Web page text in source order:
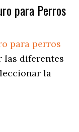
para Perros
para perros
las diferentes
la